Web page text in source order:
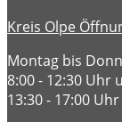
Kreis Olpe
Montag bis
8:00 - 12:30 Uhr
13:30 - 17:00 Uhr